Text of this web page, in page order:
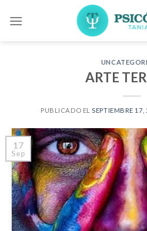
ARTE
PUBLICADO EL SEPTIEMBRE 17,
17
Sep